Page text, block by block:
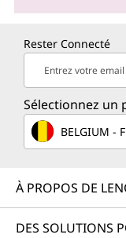
Rester Connecté
Entrez votre email
Sélectionnez un
BELGIUM -
À PROPOS DE
DES SOLUTIONS